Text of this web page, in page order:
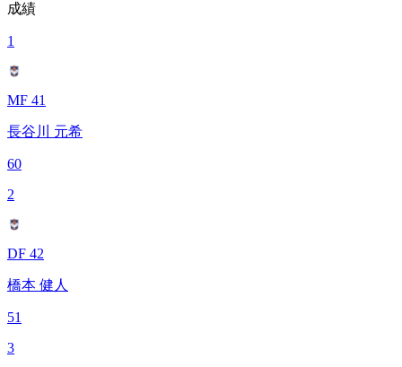
成績
1
MF 41
長谷川 元希
60
2
DF 42
橋本 健人
51
3